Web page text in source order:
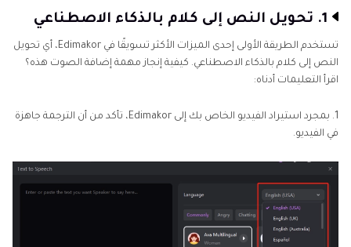
1. تحويل النص إلى كلام بالذكاء الاصطناعي
تستخدم الطريقة الأولى إحدى الميزات الأكثر تسويقًا في Edimakor، أي تحويل
النص إلى كلام بالذكاء الاصطناعي. كيفية إنجاز مهمة إضافة الصوت هذه؟
اقرأ التعليمات أدناه:
1. بمجرد استيراد الفيديو الخاص بك إلى Edimakor، تأكد من أن الترجمة جاهزة
في الفيديو.